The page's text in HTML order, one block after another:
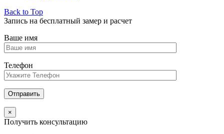
Back to Top
Запись на бесплатный замер и расчет
Ваше имя
Телефон
×
Получить консультацию